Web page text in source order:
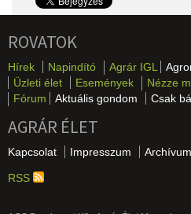
ROVATOK
Hírek Napindító Agrár IGL
Üzleti élet
Események Nézze
Fórum
Aktuális gondom Csak
AGRÁR ÉLET
Kapcsolat Impresszum Archívum
RSS